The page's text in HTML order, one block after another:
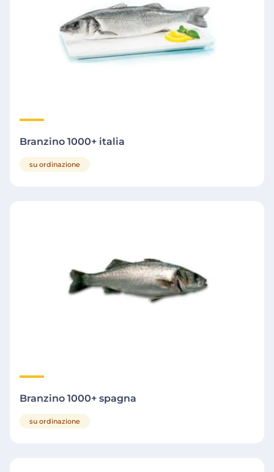
Branzino 1000+ italia
su ordinazione
Branzino 1000+ spagna
su ordinazione